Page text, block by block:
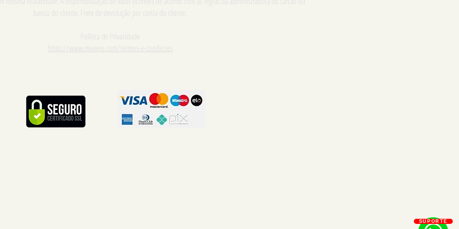
banco do cliente. Frete de devolução por conta do cliente.
Política de Privacidade
https://www.muvyos.com/termos-e-condicoes
SUPORTE